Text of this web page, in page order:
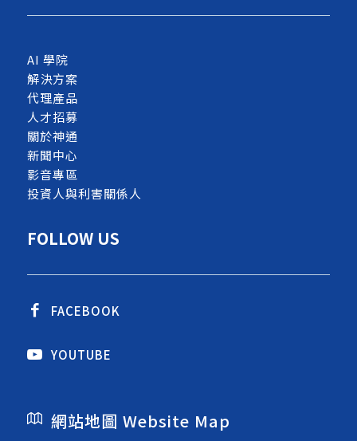
AI 學院
解決方案
代理產品
人才招募
關於神通
新聞中心
影音專區
投資人與利害關係人
FOLLOW US
FACEBOOK
YOUTUBE
網站地圖 Website Map